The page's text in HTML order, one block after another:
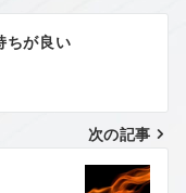
ちが良い
次の記事